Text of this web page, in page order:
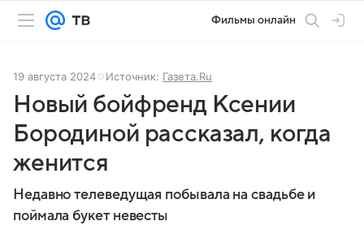
Фильмы онлайн
19 августа 2024 Источник: Газета.Ru
Новый бойфренд Ксении
Бородиной рассказал, когда
женится
Недавно телеведущая побывала на свадьбе и
поймала букет невесты